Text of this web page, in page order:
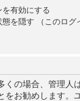
を有効にする
を隠す （このログ
くの場合、管理
お勧めします